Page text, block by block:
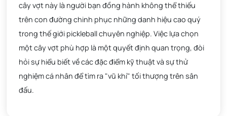
cây vợt này là người bạn đồng hành không thể thiếu
trên con đường chinh phục những danh hiệu cao quý
trong thế giới pickleball chuyên nghiệp. Việc lựa chọn
một cây vợt phù hợp là một quyết định quan trọng, đòi
hỏi sự hiểu biết về các đặc điểm kỹ thuật và sự thử
nghiệm cá nhân để tìm ra "vũ khí" tối thượng trên sân
đấu.